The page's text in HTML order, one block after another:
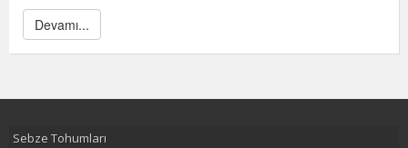
Devamı...
Sebze Tohumları